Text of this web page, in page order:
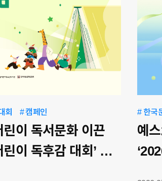
회 # 캠페인
이 독서문화 이끈
린이 독후감 대회’ 개
# 한국
예